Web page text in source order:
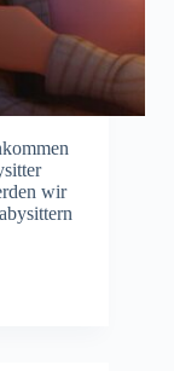
wir